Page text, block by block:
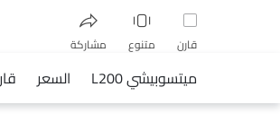
قارن متنوع مشاركة
ميتسوبيشي L200 السعر